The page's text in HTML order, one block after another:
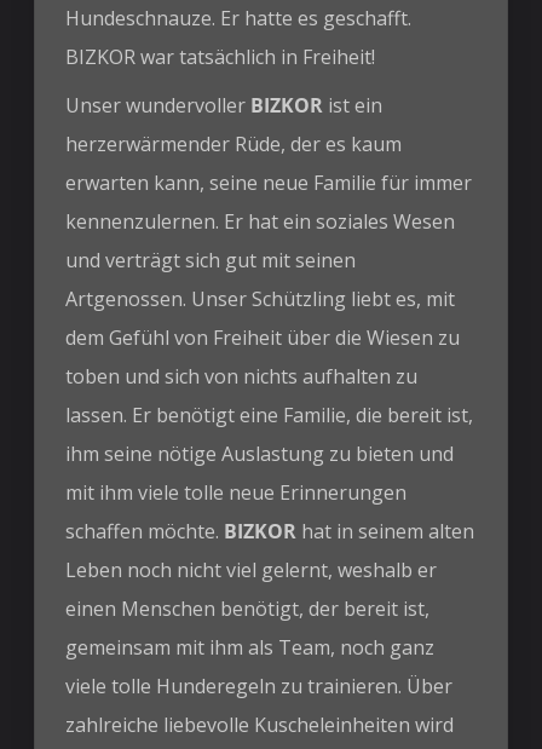
Hundeschnauze. Er hatte es geschafft.
BIZKOR war tatsächlich in Freiheit!
Unser wundervoller BIZKOR ist ein
herzerwärmender Rüde, der es kaum
erwarten kann, seine neue Familie für immer
kennenzulernen. Er hat ein soziales Wesen
und verträgt sich gut mit seinen
Artgenossen. Unser Schützling liebt es, mit
dem Gefühl von Freiheit über die Wiesen zu
toben und sich von nichts aufhalten zu
lassen. Er benötigt eine Familie, die bereit ist,
ihm seine nötige Auslastung zu bieten und
mit ihm viele tolle neue Erinnerungen
schaffen möchte. BIZKOR hat in seinem alten
Leben noch nicht viel gelernt, weshalb er
einen Menschen benötigt, der bereit ist,
gemeinsam mit ihm als Team, noch ganz
viele tolle Hunderegeln zu trainieren. Über
zahlreiche liebevolle Kuscheleinheiten wird